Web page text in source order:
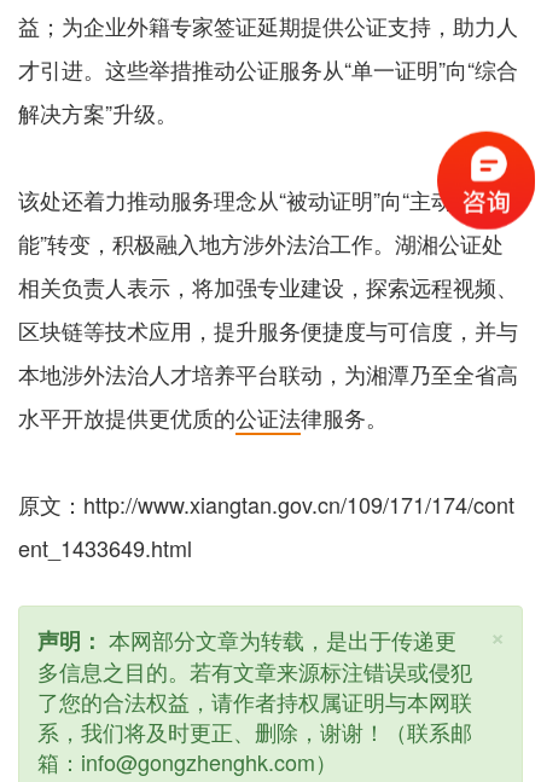
益；为企业外籍专家签证延期提供公证支持，助力人
才引进。这些举措推动公证服务从“单一证明”向“综合
解决方案”升级。
该处还着力推动服务理念从“被动证明”向“主动赋
能”转变，积极融入地方涉外法治工作。湖湘公证处
相关负责人表示，将加强专业建设，探索远程视频、
区块链等技术应用，提升服务便捷度与可信度，并与
本地涉外法治人才培养平台联动，为湘潭乃至全省高
水平开放提供更优质的公证法律服务。
原文：http://www.xiangtan.gov.cn/109/171/174/cont
ent_1433649.html
×
声明： 本网部分文章为转载，是出于传递更
多信息之目的。若有文章来源标注错误或侵犯
了您的合法权益，请作者持权属证明与本网联
系，我们将及时更正、删除，谢谢！（联系邮
箱：info@gongzhenghk.com）